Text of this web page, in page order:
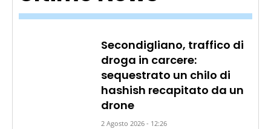
Secondigliano, traffico di
droga in carcere:
sequestrato un chilo di
hashish recapitato da un
drone
2 Agosto 2026 - 12:26